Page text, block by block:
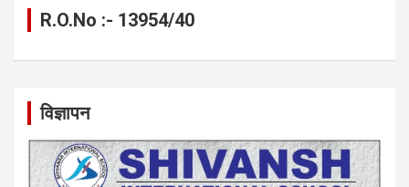
R.O.No :- 13954/40
विज्ञापन